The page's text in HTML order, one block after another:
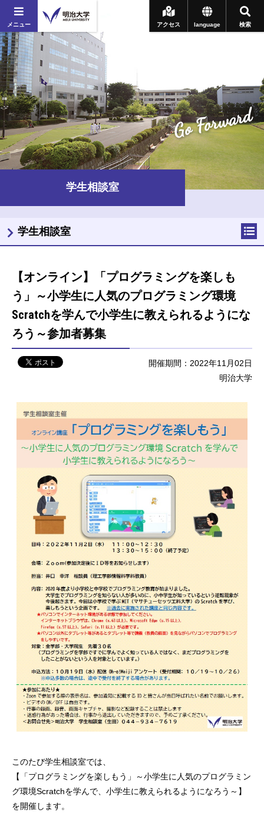
メニュー 検索
language
アクセス
Go Forward
学生相談室
【オンライン】「プログラミングを楽しも
う」～小学生に人気のプログラミング環境
Scratchを学んで小学生に教えられるようにな
ろう～参加者募集
開催期間：2022年11月02日
明治大学
このたび学生相談室では、
【「プログラミングを楽しもう」～小学生に人気のプログラミン
グ環境Scratchを学んで、小学生に教えられるようになろう～】
を開催します。
学生相談室